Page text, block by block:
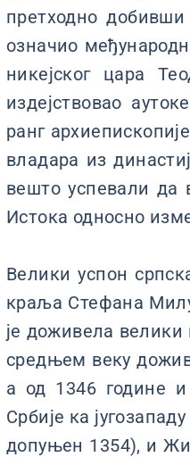
претходно
означио
никејског цара
издејствовао
ранг
владара из
вешто успевали да
Истока односно
Велики успон
краља Стефана
је доживела велики
средњем веку
а од 1346 године
Србије ка
допуњен 1354), и